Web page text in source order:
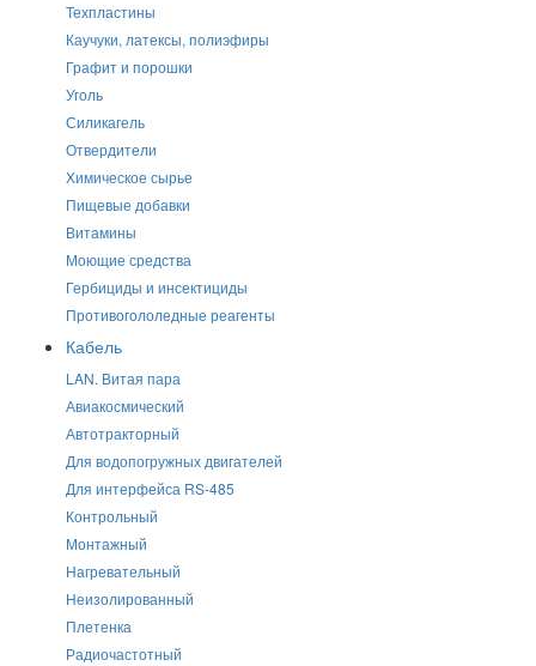
Техпластины
Каучуки, латексы, полиэфиры
Графит и порошки
Уголь
Силикагель
Отвердители
Химическое сырье
Пищевые добавки
Витамины
Моющие средства
Гербициды и инсектициды
Противогололедные реагенты
Кабель
LAN. Витая пара
Авиакосмический
Автотракторный
Для водопогружных двигателей
Для интерфейса RS-485
Контрольный
Монтажный
Нагревательный
Неизолированный
Плетенка
Радиочастотный